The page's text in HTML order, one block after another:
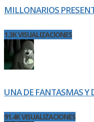
MILLONARIOS
1.3K VISUALIZACIONES
UNA DE FANTASMAS Y
91.4K VISUALIZACIONES